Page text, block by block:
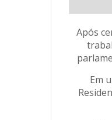
Após
Em